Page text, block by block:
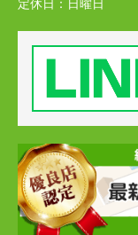
定休日： 日曜日